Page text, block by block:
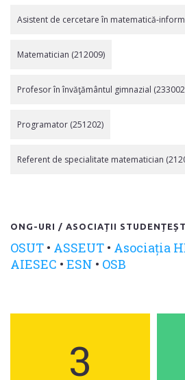
Asistent de cercetare în matematică-
Matematician (212009)
Profesor în învăţământul gimnazial
Programator (251202)
Referent de specialitate matematician
ONG-URI / ASOCIAȚII
OSUT • ASSEUT • Asociația
AIESEC • ESN • OSB
3